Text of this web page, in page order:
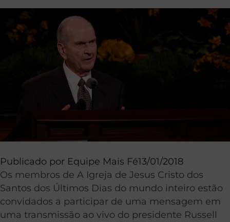
Publicado por Equipe Mais Fé13/01/2018
Os membros de A Igreja de Jesus Cristo dos
Santos dos Últimos Dias do mundo inteiro estão
convidados a participar de uma mensagem em
uma transmissão ao vivo do presidente Russell